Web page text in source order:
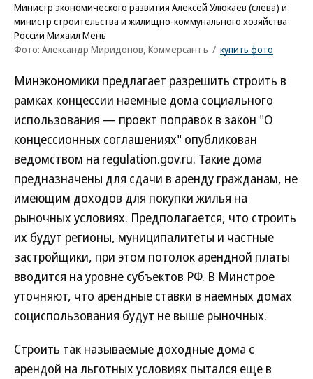
Министр экономического развития Алексей Улюкаев (слева) и
министр строительства и жилищно-коммунального хозяйства
России Михаил Мень
Фото: Александр Миридонов, Коммерсантъ / купить фото
Минэкономики предлагает разрешить строить в
рамках концессии наемные дома социального
использования — проект поправок в закон "О
концессионных соглашениях" опубликован
ведомством на regulation.gov.ru. Такие дома
предназначены для сдачи в аренду гражданам, не
имеющим доходов для покупки жилья на
рыночных условиях. Предполагается, что строить
их будут регионы, муниципалитеты и частные
застройщики, при этом потолок арендной платы
вводится на уровне субъектов РФ. В Минстрое
уточняют, что арендные ставки в наемных домах
социспользования будут не выше рыночных.
Строить так называемые доходные дома с
арендой на льготных условиях пытался еще в